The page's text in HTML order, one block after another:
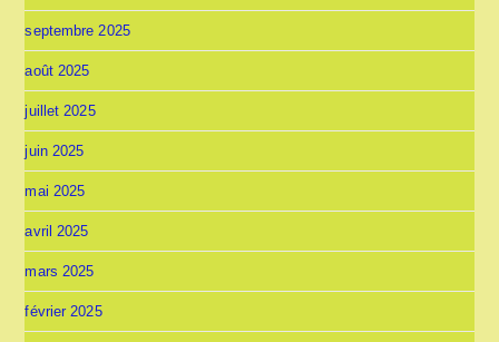
septembre 2025
août 2025
juillet 2025
juin 2025
mai 2025
avril 2025
mars 2025
février 2025